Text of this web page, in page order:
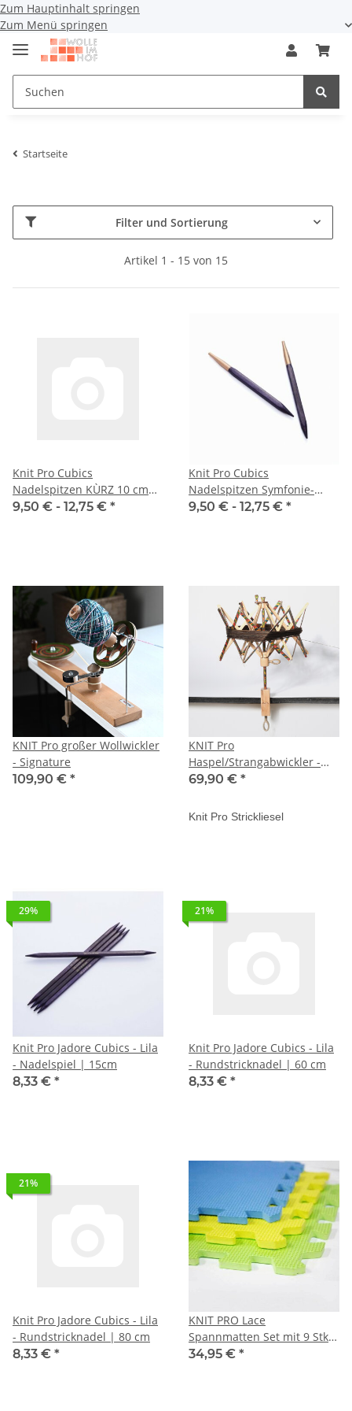
Zum Hauptinhalt springen
Zum Menü springen
Startseite
Filter und Sortierung
Artikel 1 - 15 von 15
Knit Pro Cubics
Nadelspitzen KÙRZ 10 cm
Symfonie-Jadore - lila
9,50 € - 12,75 € *
Knit Pro Cubics
Nadelspitzen Symfonie-
Jadore - lila
9,50 € - 12,75 € *
KNIT Pro großer Wollwickler
- Signature
109,90 € *
KNIT Pro
Haspel/Strangabwickler -
Signature
69,90 € *
Knit Pro Strickliesel
29%
Knit Pro Jadore Cubics - Lila
- Nadelspiel | 15cm
8,33 € *
21%
Knit Pro Jadore Cubics - Lila
- Rundstricknadel | 60 cm
8,33 € *
21%
Knit Pro Jadore Cubics - Lila
- Rundstricknadel | 80 cm
8,33 € *
KNIT PRO Lace
Spannmatten Set mit 9 Stk a
30x30 cm
34,95 € *